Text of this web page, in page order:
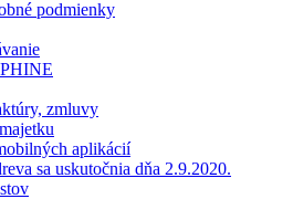
podmienky
zmluvy
aplikácií
sa uskutočnia dňa 2.9.2020.